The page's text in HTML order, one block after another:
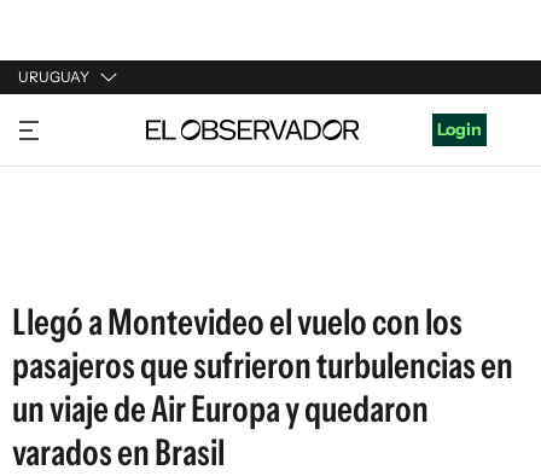
URUGUAY
URUGUAY
ARGENTINA
Login
Llegó a Montevideo el vuelo con los
pasajeros que sufrieron turbulencias en
un viaje de Air Europa y quedaron
varados en Brasil